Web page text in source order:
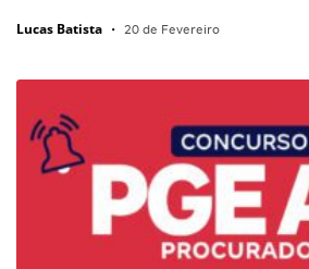
Lucas Batista • 20 de Fevereiro